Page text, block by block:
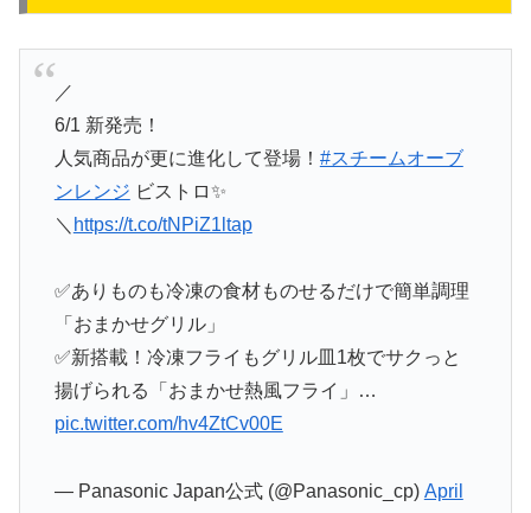
／
6/1 新発売！
人気商品が更に進化して登場！ #スチームオーブ
ンレンジ ビストロ✨
＼ https://t.co/tNPiZ1ltap
✅ありものも冷凍の食材ものせるだけで簡単調理
「おまかせグリル」
✅新搭載！冷凍フライもグリル皿1枚でサクっと
揚げられる「おまかせ熱風フライ」…
pic.twitter.com/hv4ZtCv00E
— Panasonic Japan公式 (@Panasonic_cp) April